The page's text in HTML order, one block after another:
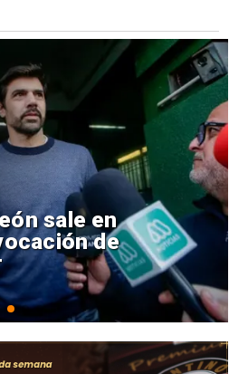
formalizan